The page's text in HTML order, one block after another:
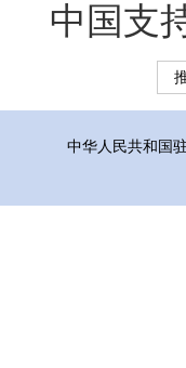
中国支
中华人民共和国